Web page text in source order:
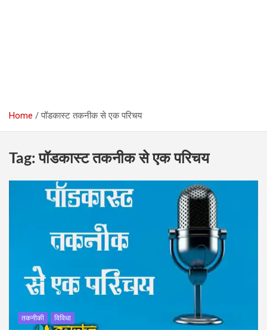
Home पॉडकास्ट तकनीक से एक परिचय
Tag:पॉडकास्ट तकनीक से एक परिचय
तकनीकी विविधा